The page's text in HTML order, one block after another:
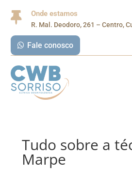
 Onde estamos
R. Mal. Deodoro, 261 – Centro,
Fale conosco
Tudo sobre a
Marpe